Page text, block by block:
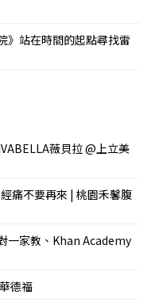
》站在時間的起點尋找雷
薇貝拉 @上立美
痛不要再來 | 桃園禾馨腹
一家教、Khan Academy
德福